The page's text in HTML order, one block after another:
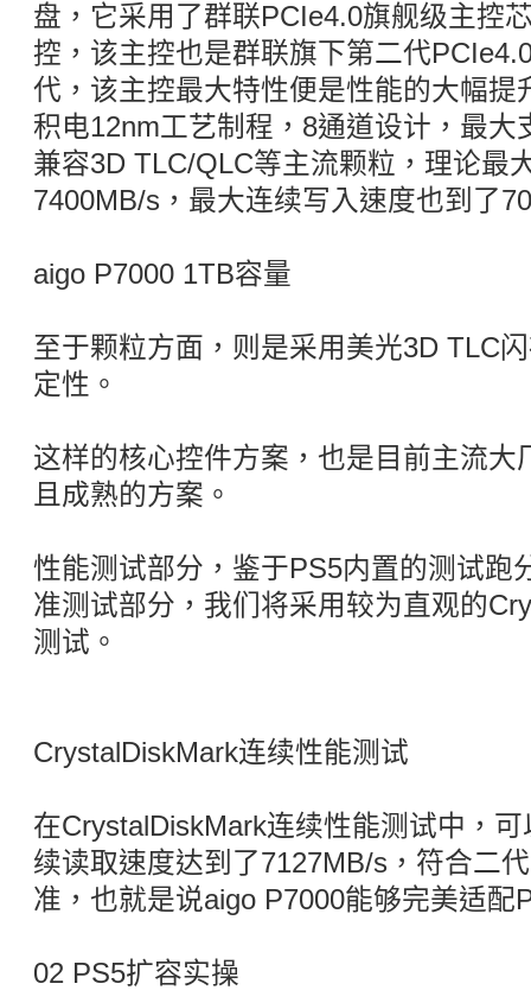
盘，它采用了群联PCIe4.0旗舰级主控
控，该主控也是群联旗下第二代
代，该主控最大特性便是性能的大幅提
积电12nm工艺制程，8通道设计，最大
兼容3D TLC/QLC等主流颗粒，理论最
7400MB/s，最大连续写入速度也到了
aigo P7000 1TB容量
至于颗粒方面，则是采用美光3D TLC
定性。
这样的核心控件方案，也是目前主流大
且成熟的方案。
性能测试部分，鉴于PS5内置的测试跑
准测试部分，我们将采用较为直观的
测试。
CrystalDiskMark连续性能测试
在CrystalDiskMark连续性能测试中，
续读取速度达到了7127MB/s，符合二
准，也就是说aigo P7000能够完美适配
02 PS5扩容实操